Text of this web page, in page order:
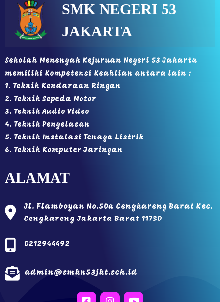
SMK NEGERI 53
JAKARTA
Sekolah Menengah Kejuruan Negeri 53 Jakarta
memiliki Kompetensi Keahlian antara lain :
1. Teknik Kendaraan Ringan
2. Teknik Sepeda Motor
3. Teknik Audio Video
4. Teknik Pengelasan
5. Teknik Instalasi Tenaga Listrik
6. Teknik Komputer Jaringan
ALAMAT
Jl. Flamboyan No.50a Cengkareng Barat Kec.
Cengkareng Jakarta Barat 11730
0212944492
admin@smkn53jkt.sch.id